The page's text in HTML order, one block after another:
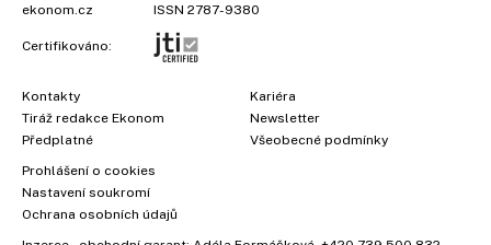
ekonom.cz
ISSN 2787-9380
Certifikováno:
Kontakty
Tiráž redakce Ekonom
Předplatné
Kariéra
Newsletter
Všeobecné podmínky
Prohlášení o cookies
Nastavení soukromí
Ochrana osobních údajů